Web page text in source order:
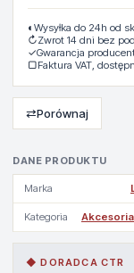
DANE PRODUKTU
Marka
Kategoria
◆ DORADCA CTR
◐ Wysyłka do 24h od
↻Zwrot 14 dni bez
✓Gwarancja
▢Faktura VAT,
⇄Porównaj